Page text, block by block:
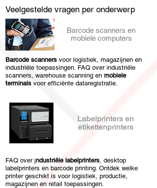
Veelgestelde vragen per onderwerp
Barcode scanners en
mobiele computers
Barcode scanners voor logistiek, magazijnen en
industriële toepassingen. FAQ over industriële
scanners, warehouse scanning en mobiele
terminals voor efficiënte dataregistratie.
Labelprinters en
etikettenprinters
FAQ over industriële labelprinters, desktop
labelprinters en barcode printing. Ontdek welke
printer geschikt is voor logistiek, productie,
magazijnen en retail toepassingen.